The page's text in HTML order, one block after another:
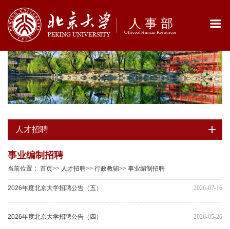
人才招聘
事业编制招聘
当前位置： 首页>> 人才招聘>> 行政教辅>> 事业编制招聘
2026-07-16
2026年度北京大学招聘公告（五）
2026-05-26
2026年度北京大学招聘公告（四）